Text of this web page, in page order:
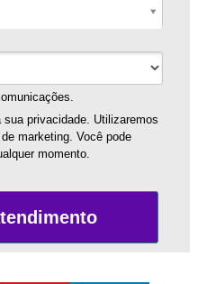
privacidade. Utilizaremos
marketing. Você pode
momento.